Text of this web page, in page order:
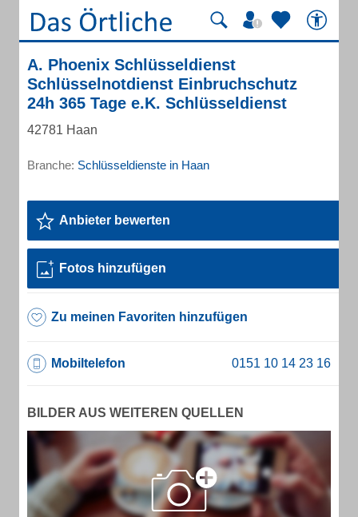
A. Phoenix Schlüsseldienst
Schlüsselnotdienst Einbruchschutz
24h 365 Tage e.K. Schlüsseldienst
42781 Haan
Branche: Schlüsseldienste in Haan
Anbieter bewerten
Fotos hinzufügen
Zu meinen Favoriten hinzufügen
Mobiltelefon
BILDER AUS WEITEREN QUELLEN